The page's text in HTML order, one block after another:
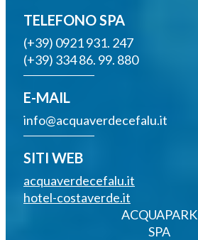
TELEFONO SPA
(+39) 0921 931. 247
(+39) 334 86. 99. 880
E-MAIL
info@acquaverdecefalu.it
SITI WEB
acquaverdecefalu.it
hotel-costaverde.it
ACQUAPARK
SPA